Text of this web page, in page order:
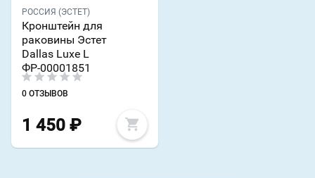
РОССИЯ (ЭСТЕТ)
Кронштейн для
раковины Эстет
Dallas Luxe L
ФР-00001851
0 ОТЗЫВОВ
1 450 ₽